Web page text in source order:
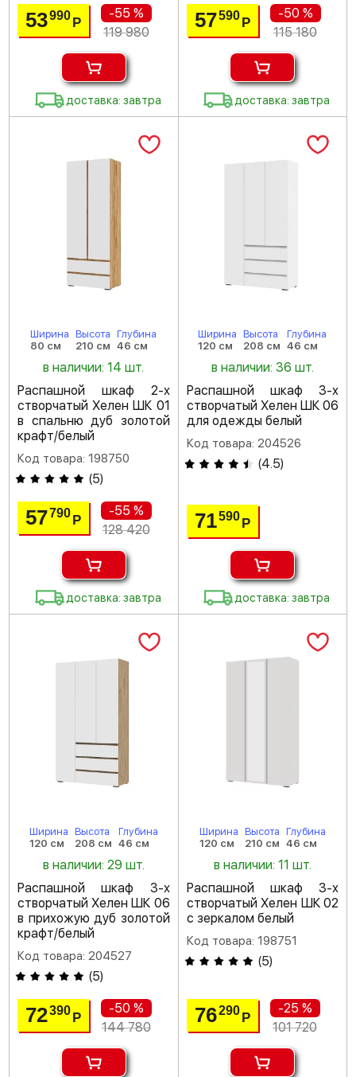
53990Р
-55 %
119 980
доставка: завтра
57590 Р
-50 %
115 180
доставка: завтра
Ширина
80 см
Высота
210 см
Глубина
46 см
в наличии: 14 шт.
Распашной шкаф 2-х
створчатый Хелен ШК 01
в спальню дуб золотой
крафт/белый
Код товара: 198750
(5)
57790Р
-55 %
128 420
доставка: завтра
Ширина
120 см
Высота
208 см
Глубина
46 см
в наличии: 36 шт.
Распашной шкаф 3-х
створчатый Хелен ШК 06
для одежды белый
Код товара: 204526
(4.5)
71590 Р
доставка: завтра
Ширина
120 см
Высота
208 см
Глубина
46 см
в наличии: 29 шт.
Распашной шкаф 3-х
створчатый Хелен ШК 06
в прихожую дуб золотой
крафт/белый
Код товара: 204527
(5)
72390Р
-50 %
144 780
Ширина
120 см
Высота
210 см
Глубина
46 см
в наличии: 11 шт.
Распашной шкаф 3-х
створчатый Хелен ШК 02
с зеркалом белый
Код товара: 198751
(5)
76290 Р
-25 %
101 720